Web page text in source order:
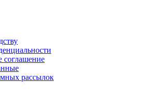
соглашение
рассылок